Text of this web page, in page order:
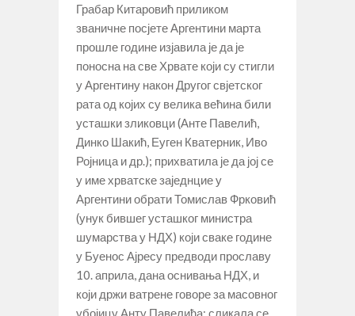
Грабар Китаровић приликом
званичне посјете Аргентини марта
прошле године изјавила је да је
поносна на све Хрвате који су стигли
у Аргентину након Другог свјетског
рата од којих су велика већина били
усташки зликовци (Анте Павелић,
Динко Шакић, Еуген Кватерник, Иво
Ројница и др.); прихватила је да јој се
у име хрватске заједнцие у
Аргентини обрати Томислав Фрковић
(унук бившег усташког министра
шумарства у НДХ) који сваке године
у Буенос Ајресу предводи прославу
10. априла, дана оснивања НДХ, и
који држи ватрене говоре за масовног
убојицу Анту Павелића; сликала се